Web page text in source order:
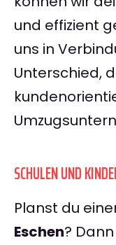
und effizient
uns in
Unterschied,
SCHULEN UND
Planst du
Eschen?